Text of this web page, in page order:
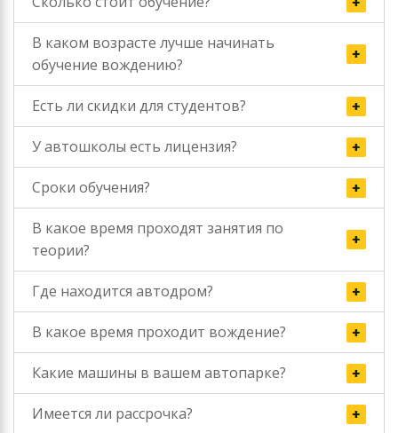
В каком возрасте лучше начинать
обучение вождению?
Есть ли скидки для студентов?
У автошколы есть лицензия?
Сроки обучения?
В какое время проходят занятия по
теории?
Где находится автодром?
В какое время проходит вождение?
Какие машины в вашем автопарке?
Имеется ли рассрочка?